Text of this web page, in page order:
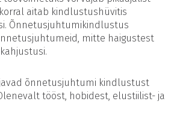
aitab kindlustushüvitis
Õnnetusjuhtumikindlustus
mitte haigustest
õnnetusjuhtumi kindlustust
tööst, hobidest, elustiilist- ja